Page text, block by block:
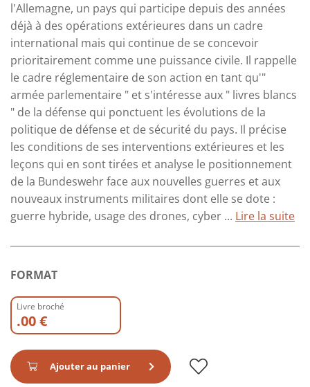
l'Allemagne, un pays qui participe depuis des années
déjà à des opérations extérieures dans un cadre
international mais qui continue de se concevoir
prioritairement comme une puissance civile. Il rappelle
le cadre réglementaire de son action en tant qu'"
armée parlementaire " et s'intéresse aux " livres blancs
" de la défense qui ponctuent les évolutions de la
politique de défense et de sécurité du pays. Il précise
les conditions de ses interventions extérieures et les
leçons qui en sont tirées et analyse le positionnement
de la Bundeswehr face aux nouvelles guerres et aux
nouveaux instruments militaires dont elle se dote :
guerre hybride, usage des drones, cyber ... Lire la suite
FORMAT
Livre broché
.00 €
Ajouter au panier